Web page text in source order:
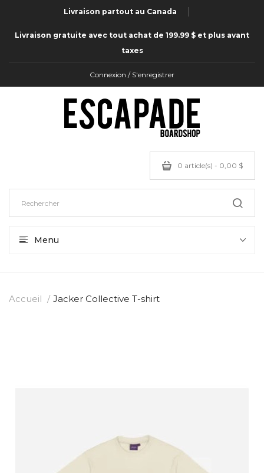
Livraison partout au Canada
Livraison gratuite avec tout achat de 199.99 $ et plus avant
taxes
Connexion / S'enregistrer
0 article(s) - 0,00 $
Menu
Accueil Jacker Collective T-shirt